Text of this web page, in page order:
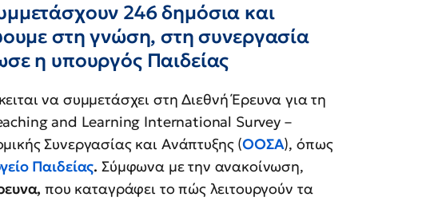
246 δημόσια και
στη γνώση, στη συνεργασία
η υπουργός Παιδείας
να συμμετάσχει στη Διεθνή Έρευνα για τη
and Learning International Survey –
Συνεργασίας και Ανάπτυξης (ΟΟΣΑ), όπως
Παιδείας. Σύμφωνα με την ανακοίνωση,
που καταγράφει το πώς λειτουργούν τα